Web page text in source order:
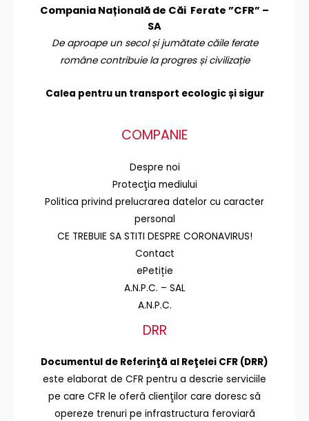
Compania Națională de Căi Ferate ”CFR” –
SA
De aproape un secol și jumătate căile ferate
române contribuie la progres și civilizație
Calea pentru un transport ecologic și sigur
COMPANIE
Despre noi
Protecţia mediului
Politica privind prelucrarea datelor cu caracter
personal
CE TREBUIE SA STITI DESPRE CORONAVIRUS!
Contact
ePetiție
A.N.P.C. – SAL
A.N.P.C.
DRR
Documentul de Referinţă al Reţelei CFR (DRR)
este elaborat de CFR pentru a descrie serviciile
pe care CFR le oferă clienţilor care doresc să
opereze trenuri pe infrastructura feroviară